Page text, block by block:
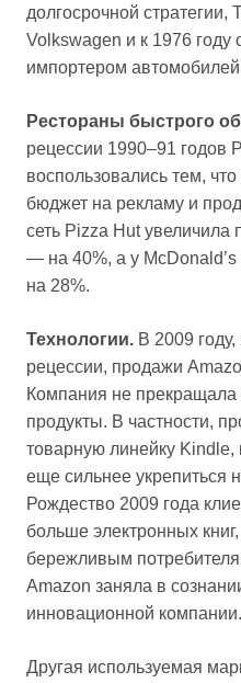
долгосрочной стратегии,
Volkswagen и к 1976 году
импортером
Рестораны быстрого
рецессии 1990–91 годов
воспользовались тем,
бюджет на рекламу и
сеть Pizza Hut увеличила
— на 40%, а у
на 28%.
Технологии. В 2009
рецессии, продажи
Компания не прекращала
продукты. В частности,
товарную линейку Kindle,
еще сильнее укрепиться
Рождество 2009 года
больше электронных
бережливым
Amazon заняла в
инновационной компании.
Другая используемая